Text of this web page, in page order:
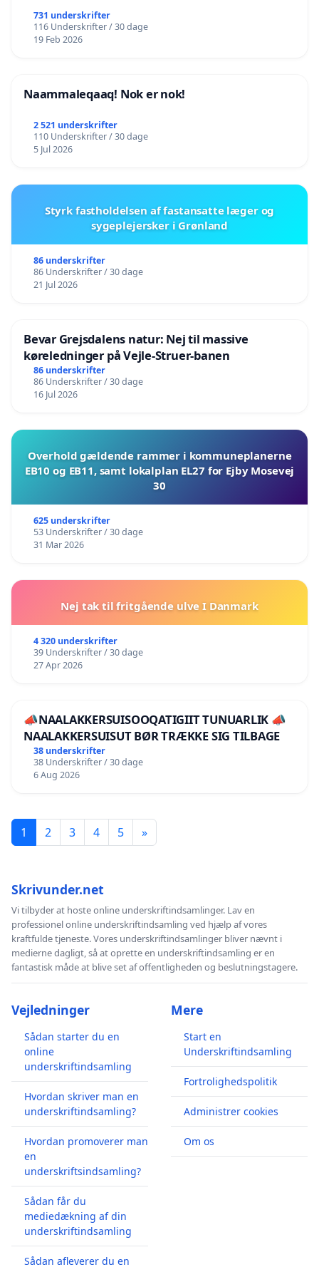
731 underskrifter
116 Underskrifter / 30 dage
19 Feb 2026
Naammaleqaaq! Nok er nok!
2 521 underskrifter
110 Underskrifter / 30 dage
5 Jul 2026
Styrk fastholdelsen af fastansatte læger og
sygeplejersker i Grønland
86 underskrifter
86 Underskrifter / 30 dage
21 Jul 2026
Bevar Grejsdalens natur: Nej til massive
køreledninger på Vejle-Struer-banen
86 underskrifter
86 Underskrifter / 30 dage
16 Jul 2026
Overhold gældende rammer i kommuneplanerne
EB10 og EB11, samt lokalplan EL27 for Ejby Mosevej
30
625 underskrifter
53 Underskrifter / 30 dage
31 Mar 2026
Nej tak til fritgående ulve I Danmark
4 320 underskrifter
39 Underskrifter / 30 dage
27 Apr 2026
📣NAALAKKERSUISOOQATIGIIT TUNUARLIK 📣
NAALAKKERSUISUT BØR TRÆKKE SIG TILBAGE
38 underskrifter
38 Underskrifter / 30 dage
6 Aug 2026
1 2 3 4 5 »
Skrivunder.net
Vi tilbyder at hoste online underskriftindsamlinger. Lav en
professionel online underskriftindsamling ved hjælp af vores
kraftfulde tjeneste. Vores underskriftindsamlinger bliver nævnt i
medierne dagligt, så at oprette en underskriftindsamling er en
fantastisk måde at blive set af offentligheden og beslutningstagere.
Vejledninger
Sådan starter du en
online
underskriftindsamling
Hvordan skriver man en
underskriftindsamling?
Hvordan promoverer man
en
underskriftsindsamling?
Sådan får du
mediedækning af din
underskriftindsamling
Sådan afleverer du en
Mere
Start en
Underskriftindsamling
Fortrolighedspolitik
Administrer cookies
Om os